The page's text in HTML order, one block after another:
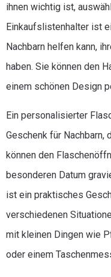
ihnen wichtig ist,
Einkaufslistenhalter ist
Nachbarn helfen kann,
haben. Sie können den
einem schönen Design
Ein personalisierter
Geschenk für Nachbarn,
können den
besonderen Datum
ist ein praktisches
verschiedenen
mit kleinen Dingen wie
oder einem